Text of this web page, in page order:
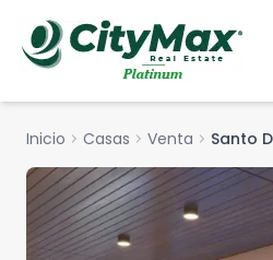
Inicio chevron_right Casas chevron_right Venta chevron_right Santo